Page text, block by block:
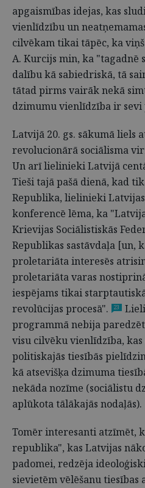
apgaismības idejas, kas
vienlīdzību un
cilvēkam tikai tāpēc, ka
A. Kurcijs min, ka "tagadnē
dalību kā sabiedriskā, tā
tātad pirms vairāk nekā
dzimumu vienlīdzība ir
Latvijā 20. gs. sākumā liels
revolucionārā sociālisma
Un arī lielinieki Latvijā
Tieši tajā pašā dienā, kad
Republika, lielinieki
konferencē lēma, ka
Krievijas Sociālistiskās
Republikas sastāvdaļa [un,
proletariāta interesēs
proletariāta varas
iespējams tikai
revolūcijas procesā".
23
programmā nebija
visu cilvēku vienlīdzība,
politiskajās tiesībās
kā atsevišķa dzimuma
nekāda nozīme (sociālistu
aplūkota tālākajās nodaļās).
Tomēr interesanti atzīmēt,
republika", kas Latvijas
padomei, redzēja
sievietēm vēlēšanu tiesības